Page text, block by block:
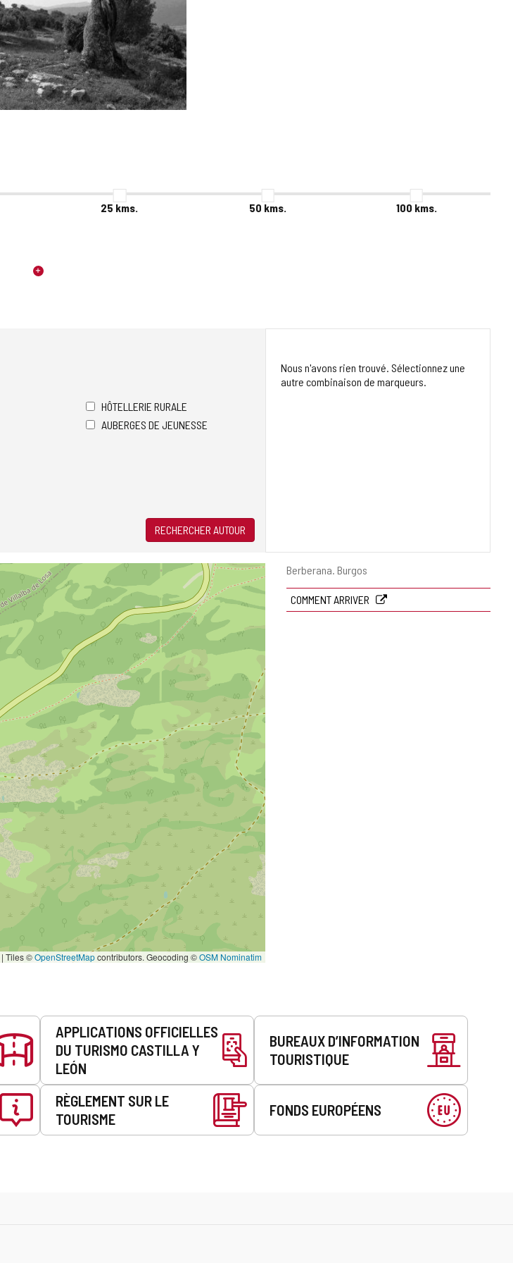
25 kms. 50 kms. 100 kms.
Adresse
Berberana. Burgos
COMMENT ARRIVER
HÔTELLERIE RURALE
AUBERGES DE JEUNESSE
RECHERCHER AUTOUR
Nous n'avons rien trouvé. Sélectionnez une
autre combinaison de marqueurs.
| Tiles ©OpenStreetMapcontributors. Geocoding ©OSM Nominatim
APPLICATIONS OFFICIELLES
DU TURISMO CASTILLA Y
LEÓN
BUREAUX D’INFORMATION
TOURISTIQUE
RÈGLEMENT SUR LE
TOURISME
FONDS EUROPÉENS